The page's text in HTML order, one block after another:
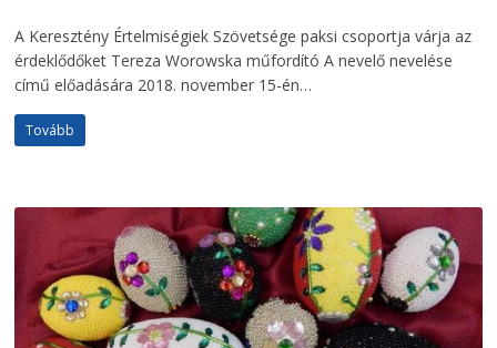
A Keresztény Értelmiségiek Szövetsége paksi csoportja várja az
érdeklődőket Tereza Worowska műfordító A nevelő nevelése
című előadására 2018. november 15-én…
Tovább